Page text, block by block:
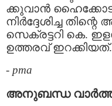
ക്കുവാന്‍
നിർദ്ദേശിച്ച
സെക്രട്ടറി കെ.
ഉത്തരവ് ഇറക്കിയത്.
- pma
അനുബന്ധ